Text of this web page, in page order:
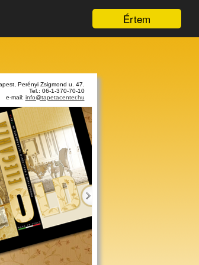
Értem
Perényi Zsigmond u. 47.
Tel.: 06-1-370-70-10
e-mail: info@tapetacenter.hu